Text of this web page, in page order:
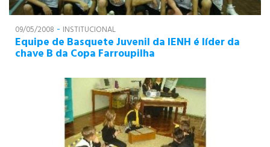
09/05/2008 - INSTITUCIONAL
Equipe de Basquete Juvenil da IENH é líder da
chave B da Copa Farroupilha